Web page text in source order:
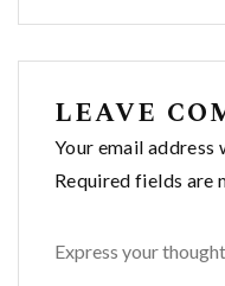
l’article
LEAVE
Your email address
Required fields are